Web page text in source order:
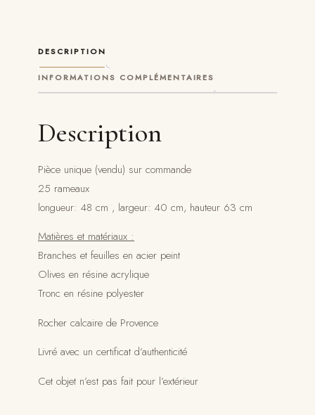
DESCRIPTION
INFORMATIONS COMPLÉMENTAIRES
Description
Pièce unique (vendu) sur commande
25 rameaux
longueur: 48 cm , largeur: 40 cm, hauteur 63 cm
Matières et matériaux :
Branches et feuilles en acier peint
Olives en résine acrylique
Tronc en résine polyester
Rocher calcaire de Provence
Livré avec un certificat d’authenticité
Cet objet n’est pas fait pour l’extérieur